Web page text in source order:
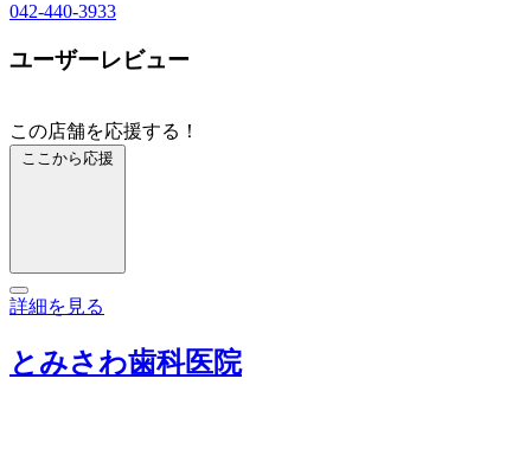
042-440-3933
ユーザーレビュー
この店舗を応援する！
ここから応援
詳細を見る
とみさわ歯科医院